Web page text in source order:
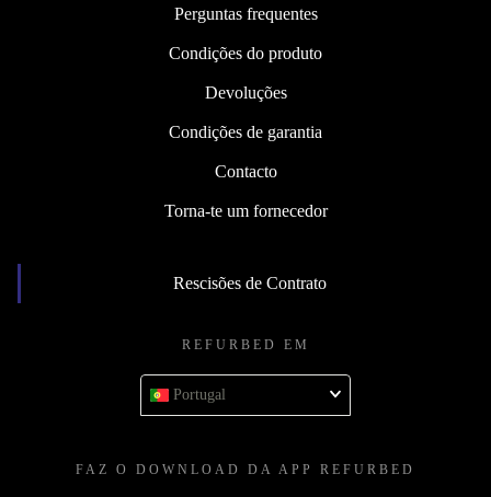
Perguntas frequentes
Condições do produto
Devoluções
Condições de garantia
Contacto
Torna-te um fornecedor
Rescisões de Contrato
REFURBED EM
Portugal
FAZ O DOWNLOAD DA APP REFURBED